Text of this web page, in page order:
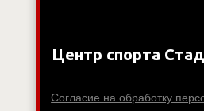
Центр спорта
Согласие на обработку